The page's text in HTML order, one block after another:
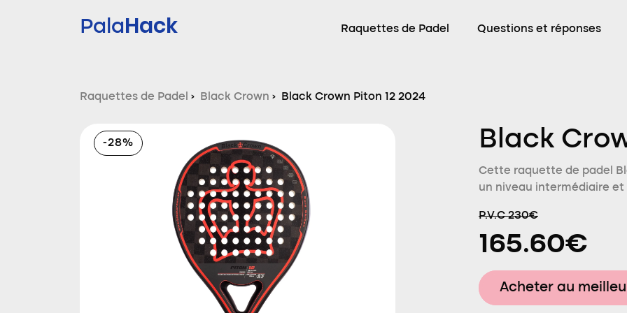
PalaHack Raquettes de Padel Questions et réponses
Raquettes de Padel › Black Crown › Black Crown Piton 12 2024
-28% Black
Cette raquette de padel
un niveau intermédiaire
P.V.C 230€
165.60€
Acheter au